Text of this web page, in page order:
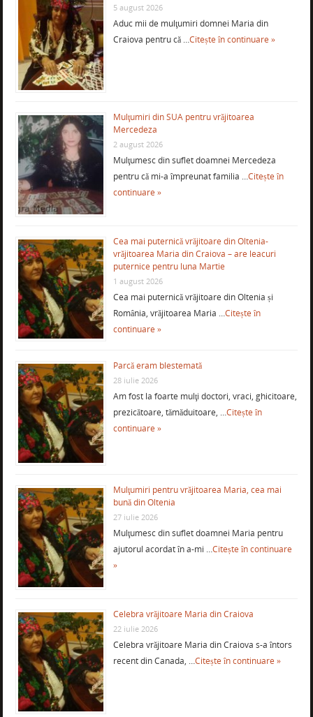
5 august 2026
Aduc mii de mulţumiri domnei Maria din
Craiova pentru că …Citește în continuare »
Mulţumiri din SUA pentru vrăjitoarea
Mercedeza
2 august 2026
Mulţumesc din suflet doamnei Mercedeza
pentru că mi-a împreunat familia …Citește în
continuare »
Cea mai puternică vrăjitoare din Oltenia-
vrăjitoarea Maria din Craiova – are leacuri
puternice pentru luna Martie
1 august 2026
Cea mai puternică vrăjitoare din Oltenia și
România, vrăjitoarea Maria …Citește în
continuare »
Parcă eram blestemată
28 iulie 2026
Am fost la foarte mulţi doctori, vraci, ghicitoare,
prezicătoare, tămăduitoare, …Citește în
continuare »
Mulţumiri pentru vrăjitoarea Maria, cea mai
bună din Oltenia
27 iulie 2026
Mulţumesc din suflet doamnei Maria pentru
ajutorul acordat în a-mi …Citește în continuare
»
Celebra vrăjitoare Maria din Craiova
22 iulie 2026
Celebra vrăjitoare Maria din Craiova s-a întors
recent din Canada, …Citește în continuare »